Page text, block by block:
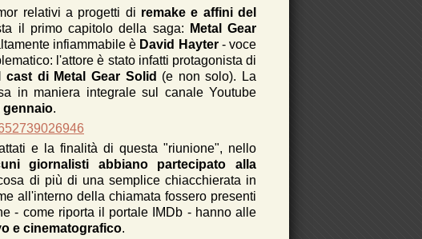
relativi a progetti di remake e affini del
il primo capitolo della saga:
Metal Gear
infiammabile è David Hayter- voce
l'attore è stato infatti protagonista di
di Metal Gear Solid (e non solo). La
in maniera integrale sul canale Youtube
gennaio.
e la finalità di questa "riunione", nello
giornalisti abbiano partecipato alla
di più di una semplice chiacchierata in
all'interno della chiamata fossero presenti
- come riporta il portale IMDb - hanno alle
e cinematografico.